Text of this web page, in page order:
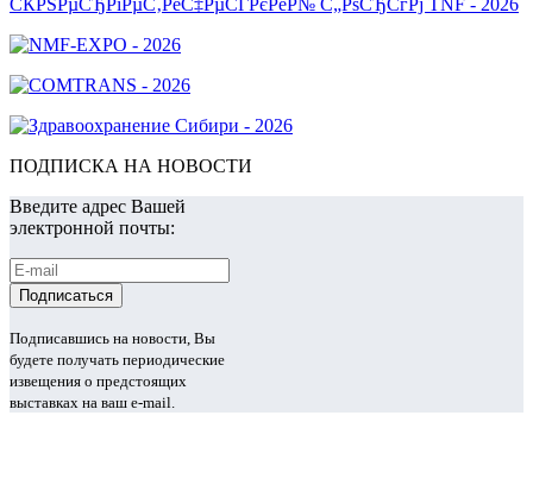
ПОДПИСКА НА НОВОСТИ
Введите адрес Вашей
электронной почты:
Подписавшись на новости, Вы
будете получать периодические
извещения о предстоящих
выставках на ваш e-mail.